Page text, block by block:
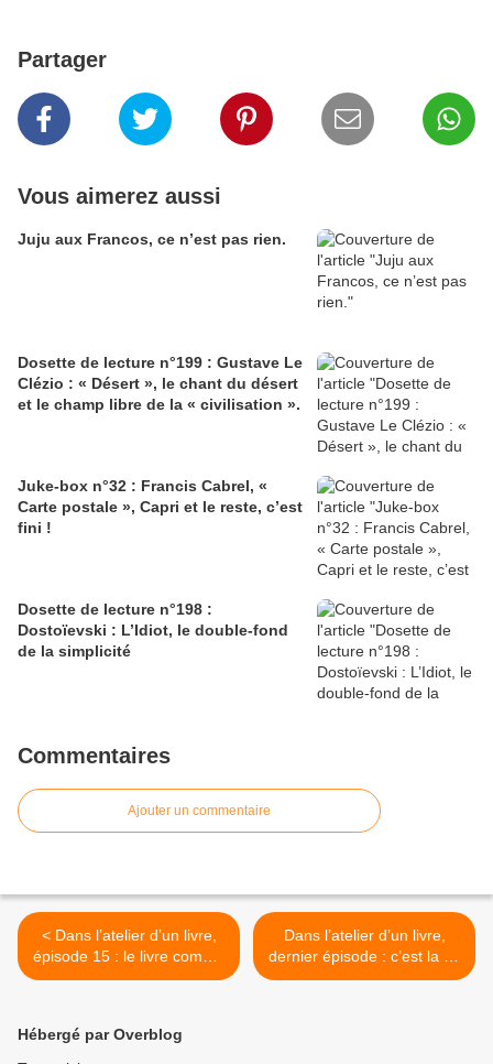
Partager
Vous aimerez aussi
Juju aux Francos, ce n’est pas rien.
Dosette de lecture n°199 : Gustave Le
Clézio : « Désert », le chant du désert
et le champ libre de la « civilisation ».
Juke-box n°32 : Francis Cabrel, «
Carte postale », Capri et le reste, c’est
fini !
Dosette de lecture n°198 :
Dostoïevski : L’Idiot, le double-fond
de la simplicité
Commentaires
Ajouter un commentaire
< Dans l’atelier d’un livre,
épisode 15 : le livre comme
base de communication
Dans l’atelier d’un livre,
dernier épisode : c’est la fin
! >
Hébergé par Overblog